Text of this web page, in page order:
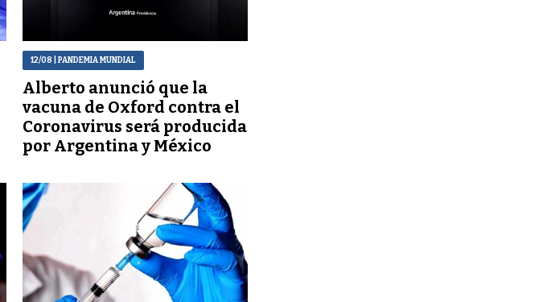
12/08 | PANDEMIA MUNDIAL
Alberto anunció que la
vacuna de Oxford contra el
Coronavirus será producida
por Argentina y México